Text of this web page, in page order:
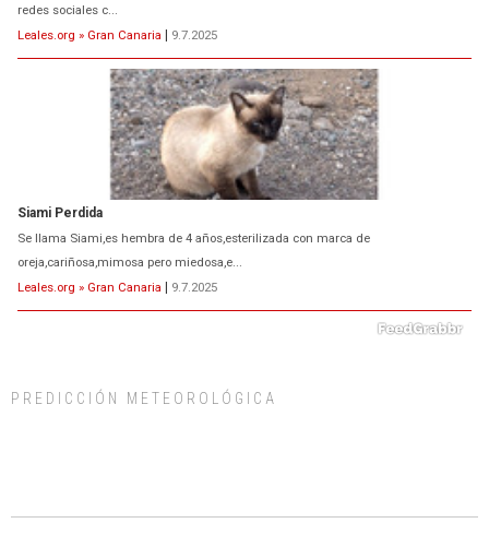
redes sociales c...
Leales.org » Gran Canaria | 9.7.2025
Siami Perdida
Se llama Siami,es hembra de 4 años,esterilizada con marca de
oreja,cariñosa,mimosa pero miedosa,e...
Leales.org » Gran Canaria | 9.7.2025
días, ella incluida...
PREDICCIÓN METEOROLÓGICA